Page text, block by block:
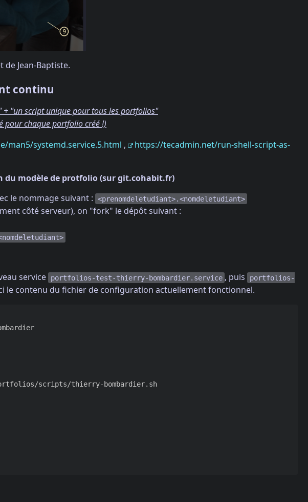
Jean-Baptiste.
continu
"un script unique pour tous les portfolios"
pour chaque portfolio créé !)
man5/systemd.service.5.html ,
https://tecadmin.net/run-shell-script-as-
modèle de protfolio (sur git.cohabit.fr)
le nommage suivant :
<prenomdeletudiant>.<nomdeletudiant>
côté serveur), on "fork" le dépôt suivant :
service
portfolios-test-thierry-bombardier.service , puis
portfolios-
le contenu du fichier de configuration actuellement fonctionnel.
scripts/thierry-bombardier.sh